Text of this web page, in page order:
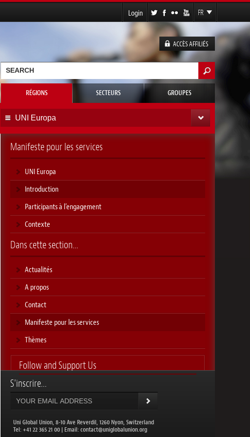
FR
EN
ES
DE
ACCÈS AFFILIÉS
Login
Formulaire de recherche
RÉGIONS SECTEURS GROUPES
UNI Europa
S'inscrire...
Uni Global Union, 8-10 Ave Reverdil, 1260 Nyon, Switzerland
​Tel: +41 22 365 21 00 | Email:contact@uniglobalunion.org
Manifeste pour les services
UNI Europa
Introduction
Participants à l’engagement
Contexte
Dans cette section…
Actualités
A propos
Contact
Manifeste pour les services
Thèmes
Follow and Support Us